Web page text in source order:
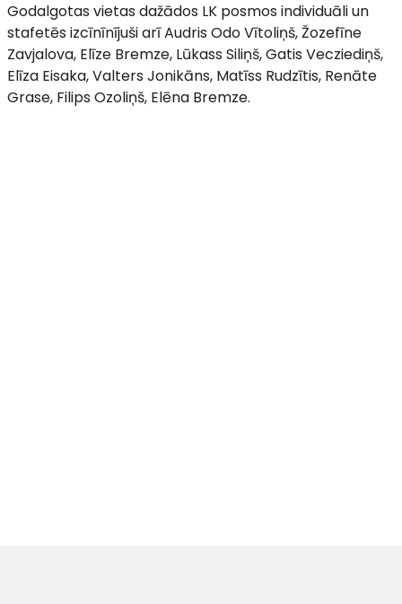
Godalgotas vietas dažādos LK posmos individuāli un
stafetēs izcīnīnījuši arī Audris Odo Vītoliņš, Žozefīne
Zavjalova, Elīze Bremze, Lūkass Siliņš, Gatis Vecziediņš,
Elīza Eisaka, Valters Jonikāns, Matīss Rudzītis, Renāte
Grase, Filips Ozoliņš, Elēna Bremze.